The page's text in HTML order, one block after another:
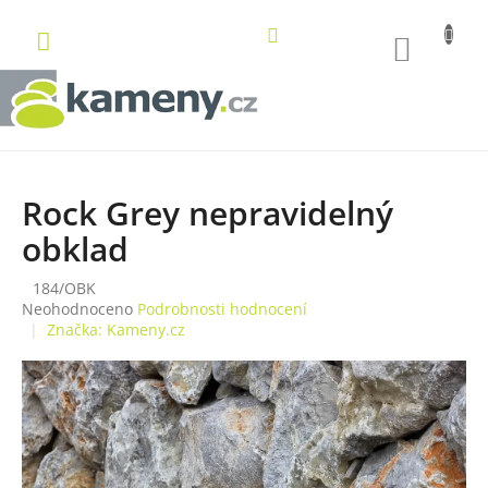
obsah
Rock Grey nepravidelný
obklad
184/OBK
Průměrné
hodnocení
je
0,0
z
5
hvězdiček.
Neohodnoceno Podrobnosti hodnocení
Značka: Kameny.cz